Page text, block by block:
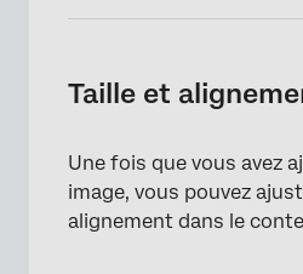
Taille et
Une fois que vous avez
image, vous pouvez
alignement dans le